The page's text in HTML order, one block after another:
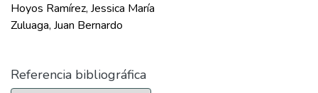
Hoyos Ramírez, Jessica María
Zuluaga, Juan Bernardo
Referencia bibliográfica